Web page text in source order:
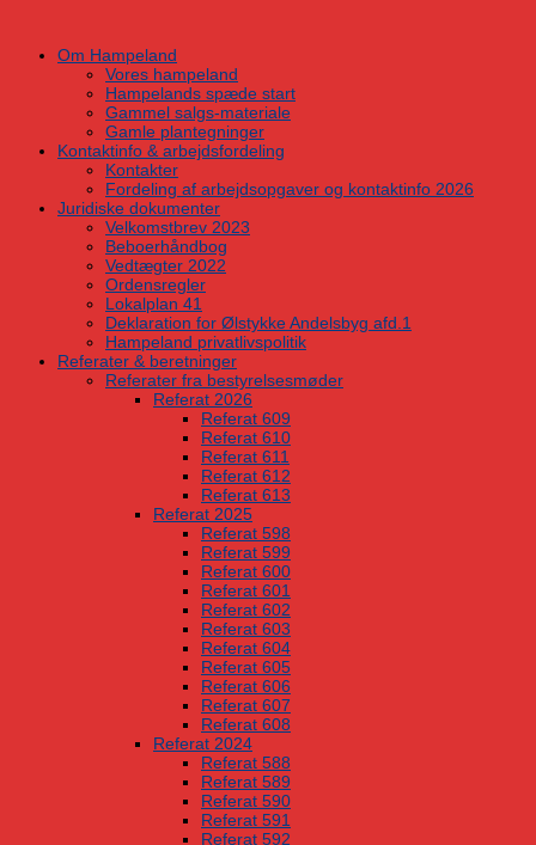
contentOm Hampeland
Vores hampeland
Hampelands spæde start
Gammel salgs-materiale
Gamle plantegninger
Kontaktinfo & arbejdsfordeling
Kontakter
Fordeling af arbejdsopgaver og kontaktinfo 2026
Juridiske dokumenter
Velkomstbrev 2023
Beboerhåndbog
Vedtægter 2022
Ordensregler
Lokalplan 41
Deklaration for Ølstykke Andelsbyg afd.1
Hampeland privatlivspolitik
Referater & beretninger
Referater fra bestyrelsesmøder
Referat 2026
Referat 609
Referat 610
Referat 611
Referat 612
Referat 613
Referat 2025
Referat 598
Referat 599
Referat 600
Referat 601
Referat 602
Referat 603
Referat 604
Referat 605
Referat 606
Referat 607
Referat 608
Referat 2024
Referat 588
Referat 589
Referat 590
Referat 591
Referat 592